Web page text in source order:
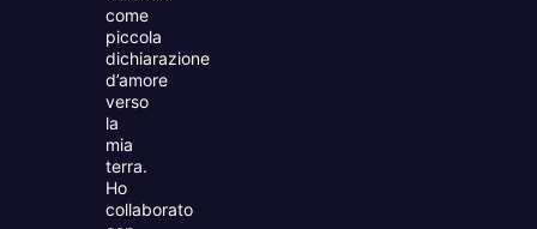
come
piccola
dichiarazione
d’amore
verso
la
mia
terra.
Ho
collaborato